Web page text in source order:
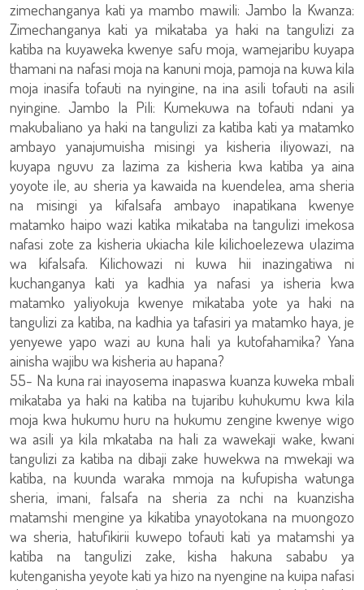
zimechanganya kati ya mambo mawili: Jambo la Kwanza:
Zimechanganya kati ya mikataba ya haki na tangulizi za
katiba na kuyaweka kwenye safu moja, wamejaribu kuyapa
thamani na nafasi moja na kanuni moja, pamoja na kuwa kila
moja inasifa tofauti na nyingine, na ina asili tofauti na asili
nyingine. Jambo la Pili: Kumekuwa na tofauti ndani ya
makubaliano ya haki na tangulizi za katiba kati ya matamko
ambayo yanajumuisha misingi ya kisheria iliyowazi, na
kuyapa nguvu za lazima za kisheria kwa katiba ya aina
yoyote ile, au sheria ya kawaida na kuendelea, ama sheria
na misingi ya kifalsafa ambayo inapatikana kwenye
matamko haipo wazi katika mikataba na tangulizi imekosa
nafasi zote za kisheria ukiacha kile kilichoelezewa ulazima
wa kifalsafa. Kilichowazi ni kuwa hii inazingatiwa ni
kuchanganya kati ya kadhia ya nafasi ya isheria kwa
matamko yaliyokuja kwenye mikataba yote ya haki na
tangulizi za katiba, na kadhia ya tafasiri ya matamko haya, je
yenyewe yapo wazi au kuna hali ya kutofahamika? Yana
ainisha wajibu wa kisheria au hapana?
55- Na kuna rai inayosema inapaswa kuanza kuweka mbali
mikataba ya haki na katiba na tujaribu kuhukumu kwa kila
moja kwa hukumu huru na hukumu zengine kwenye wigo
wa asili ya kila mkataba na hali za wawekaji wake, kwani
tangulizi za katiba na dibaji zake huwekwa na mwekaji wa
katiba, na kuunda waraka mmoja na kufupisha watunga
sheria, imani, falsafa na sheria za nchi na kuanzisha
matamshi mengine ya kikatiba ynayotokana na muongozo
wa sheria, hatufikirii kuwepo tofauti kati ya matamshi ya
katiba na tangulizi zake, kisha hakuna sababu ya
kutenganisha yeyote kati ya hizo na nyengine na kuipa nafasi